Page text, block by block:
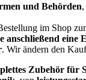
und Behörden
im Shop
anschließend eine
. Wir ändern den
Zubehör für